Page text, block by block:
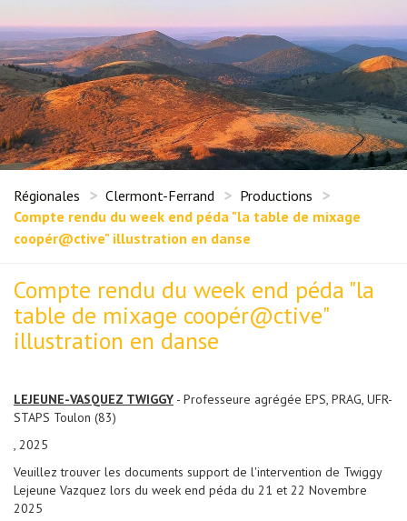
Régionales Clermont-Ferrand
Productions
Compte rendu du week end péda "la table de mixage
coopér@ctive" illustration en danse
Compte rendu du week end péda "la
table de mixage coopér@ctive"
illustration en danse
LEJEUNE-VASQUEZ TWIGGY - Professeure agrégée EPS, PRAG, UFR-
STAPS Toulon (83)
, 2025
Veuillez trouver les documents support de l'intervention de Twiggy
Lejeune Vazquez lors du week end péda du 21 et 22 Novembre
2025